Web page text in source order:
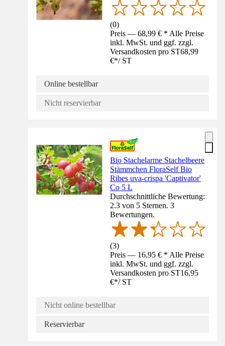
(0)
Preis — 68,99 € * Alle Preise
inkl. MwSt. und ggf. zzgl.
Versandkosten pro ST68,99
€*/ ST
Online bestellbar
Nicht reservierbar
Bio Stachelarme Stachelbeere
Stämmchen FloraSelf Bio
Ribes uva-crispa 'Captivator'
Co 5 L
Durchschnittliche Bewertung:
2.3 von 5 Sternen. 3
Bewertungen.
(3)
Preis — 16,95 € * Alle Preise
inkl. MwSt. und ggf. zzgl.
Versandkosten pro ST16,95
€*/ ST
Nicht online bestellbar
Reservierbar